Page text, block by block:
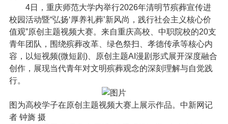
4日，重庆师范大学内举行2026年清明节殡葬宣传进
校园活动暨“弘扬‘厚养礼葬’新风尚，践行社会主义核心价
值观”原创主题视频大赛。来自重庆高校、中职院校的20支
青年团队，围绕殡葬改革、绿色祭扫、孝德传承等核心内
容，以短视频(微短剧)、原创主题AI漫剧形式展开深度融合
创作，展现当代青年对文明殡葬观念的深刻理解与自觉践
行。
图为高校学子在原创主题视频大赛上展示作品。中新网记
者 钟旖 摄